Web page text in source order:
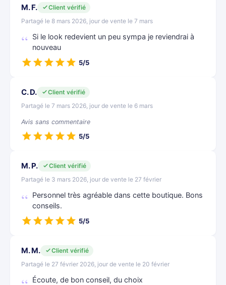
M. F.
Client vérifié
Partagé le 8 mars 2026, jour de vente le 7 mars
Si le look redevient un peu sympa je reviendrai à
nouveau
5/5
C. D.
Client vérifié
Partagé le 7 mars 2026, jour de vente le 6 mars
Avis sans commentaire
5/5
M. P.
Client vérifié
Partagé le 3 mars 2026, jour de vente le 27 février
Personnel très agréable dans cette boutique. Bons
conseils.
5/5
M. M.
Client vérifié
Partagé le 27 février 2026, jour de vente le 20 février
Écoute, de bon conseil, du choix